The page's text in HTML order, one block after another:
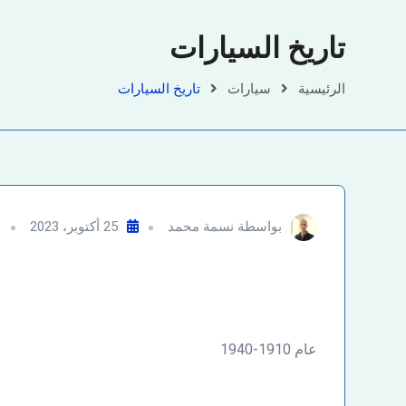
تاريخ السيارات
الرئيسية سيارات تاريخ السيارات
بواسطة نسمة محمد 25 أكتوبر، 2023
عام 1910-1940